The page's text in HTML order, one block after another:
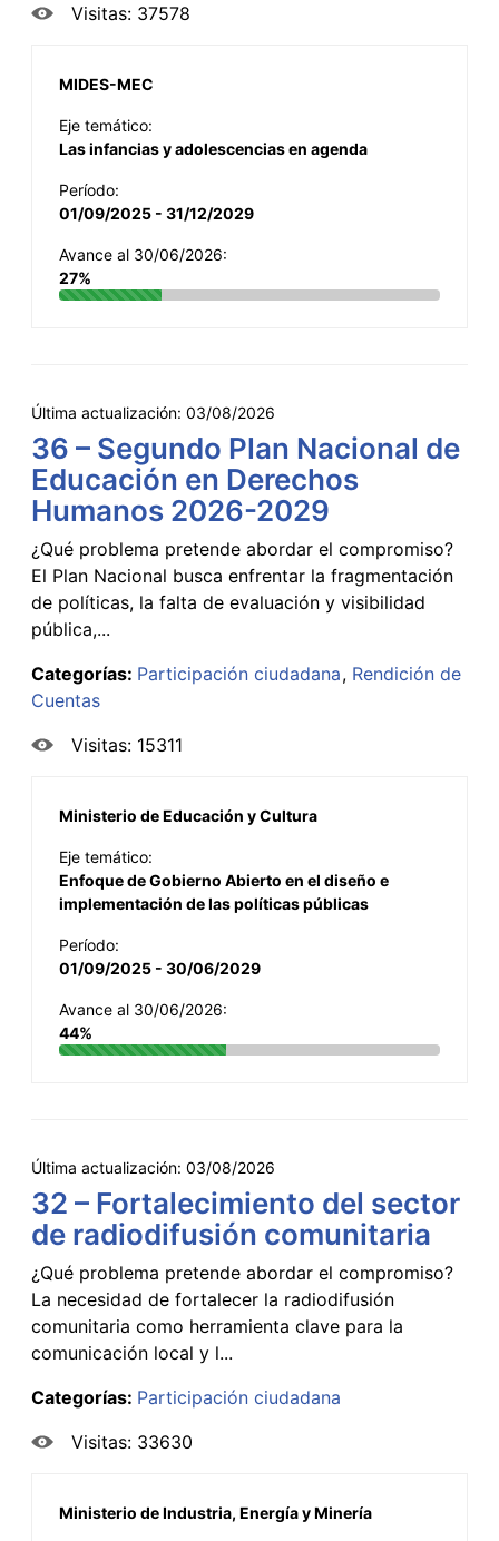
Visitas: 37578
MIDES-MEC
Eje temático:
Las infancias y adolescencias en agenda
Período:
01/09/2025 - 31/12/2029
Avance al 30/06/2026:
27%
Última actualización: 03/08/2026
36 – Segundo Plan Nacional de
Educación en Derechos
Humanos 2026-2029
¿Qué problema pretende abordar el compromiso?
El Plan Nacional busca enfrentar la fragmentación
de políticas, la falta de evaluación y visibilidad
pública,...
Categorías: Participación ciudadana Rendición de
Cuentas
Visitas: 15311
Ministerio de Educación y Cultura
Eje temático:
Enfoque de Gobierno Abierto en el diseño e
implementación de las políticas públicas
Período:
01/09/2025 - 30/06/2029
Avance al 30/06/2026:
44%
Última actualización: 03/08/2026
32 – Fortalecimiento del sector
de radiodifusión comunitaria
¿Qué problema pretende abordar el compromiso?
La necesidad de fortalecer la radiodifusión
comunitaria como herramienta clave para la
comunicación local y l...
Categorías: Participación ciudadana
Visitas: 33630
Ministerio de Industria, Energía y Minería